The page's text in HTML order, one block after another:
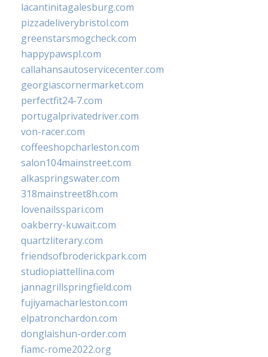
lacantinitagalesburg.com
pizzadeliverybristol.com
greenstarsmogcheck.com
happypawspl.com
callahansautoservicecenter.com
georgiascornermarket.com
perfectfit24-7.com
portugalprivatedriver.com
von-racer.com
coffeeshopcharleston.com
salon104mainstreet.com
alkaspringswater.com
318mainstreet8h.com
lovenailsspari.com
oakberry-kuwait.com
quartzliterary.com
friendsofbroderickpark.com
studiopiattellina.com
jannagrillspringfield.com
fujiyamacharleston.com
elpatronchardon.com
donglaishun-order.com
fiamc-rome2022.org